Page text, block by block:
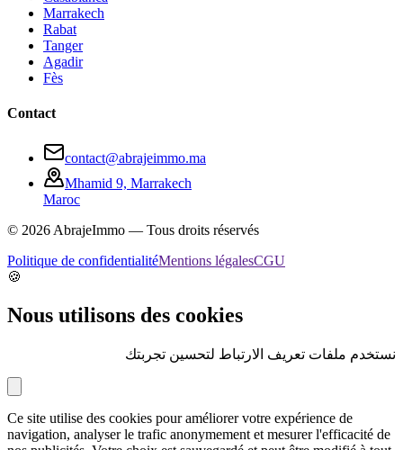
Marrakech
Rabat
Tanger
Agadir
Fès
Contact
contact@abrajeimmo.ma
Mhamid 9, Marrakech
Maroc
© 2026 AbrajeImmo — Tous droits réservés
Politique de confidentialitéMentions légalesCGU
🍪
Nous utilisons des cookies
نستخدم ملفات تعريف الارتباط لتحسين تجربتك
Ce site utilise des cookies pour améliorer votre expérience de
navigation, analyser le trafic anonymement et mesurer l'efficacité de